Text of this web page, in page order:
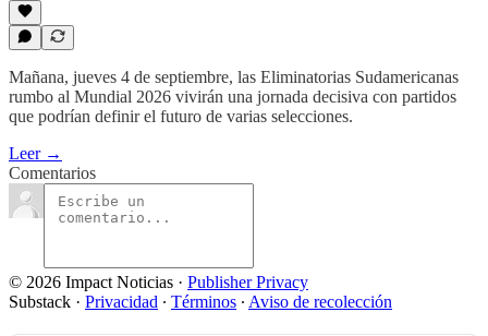
Mañana, jueves 4 de septiembre, las Eliminatorias Sudamericanas
rumbo al Mundial 2026 vivirán una jornada decisiva con partidos
que podrían definir el futuro de varias selecciones.
Leer →
Comentarios
© 2026 Impact Noticias · Publisher Privacy
Substack · Privacidad ∙ Términos ∙ Aviso de recolección